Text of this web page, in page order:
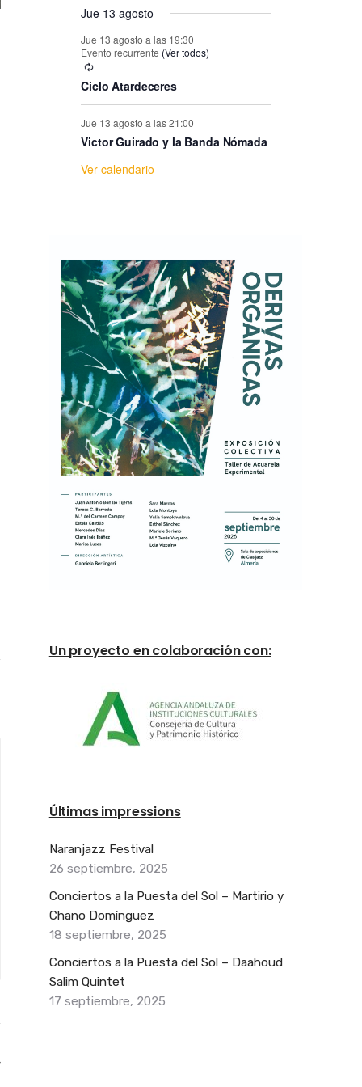
e
E
v
e
n
o
s
Jue 13 agosto
Jue 13 agosto a las 19:30
Evento recurrente (Ver todos)
Ciclo Atardeceres
Jue 13 agosto a las 21:00
Victor Guirado y la Banda Nómada
Ver calendario
Un proyecto en colaboración con:
Últimas impressions
Naranjazz Festival
26 septiembre, 2025
Conciertos a la Puesta del Sol – Martirio y
Chano Domínguez
18 septiembre, 2025
Conciertos a la Puesta del Sol – Daahoud
Salim Quintet
17 septiembre, 2025